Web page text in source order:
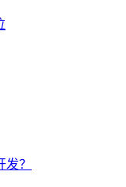
？